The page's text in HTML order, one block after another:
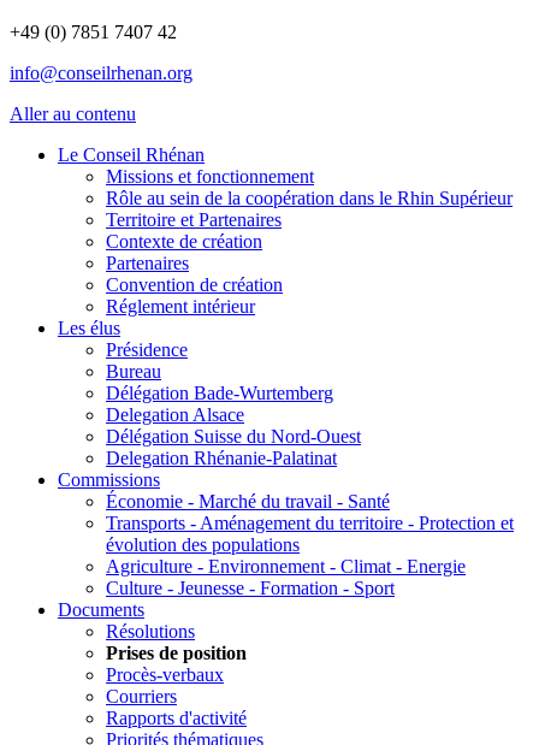
+49 (0) 7851 7407 42
info@conseilrhenan.org
Aller au contenu
Le Conseil Rhénan
Missions et fonctionnement
Rôle au sein de la coopération dans le Rhin Supérieur
Territoire et Partenaires
Contexte de création
Partenaires
Convention de création
Réglement intérieur
Les élus
Présidence
Bureau
Délégation Bade-Wurtemberg
Delegation Alsace
Délégation Suisse du Nord-Ouest
Delegation Rhénanie-Palatinat
Commissions
Économie - Marché du travail - Santé
Transports - Aménagement du territoire - Protection et
évolution des populations
Agriculture - Environnement - Climat - Energie
Culture - Jeunesse - Formation - Sport
Documents
Résolutions
Prises de position
Procès-verbaux
Courriers
Rapports d'activité
Priorités thématiques